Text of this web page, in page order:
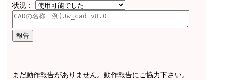
状況：
まだ動作報告がありません。動作報告にご協力下さい。